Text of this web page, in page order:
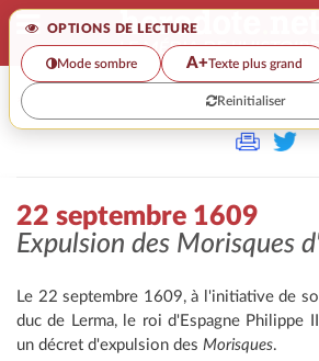
OPTIONS DE LECTURE
Mode sombre A+Texte plus grand
Reinitialiser
>>
22 septembre 1609
Expulsion des Morisques
Le 22 septembre 1609, à l'initiative de
duc de Lerma, le roi d'Espagne Philippe
un décret d'expulsion des Morisques.